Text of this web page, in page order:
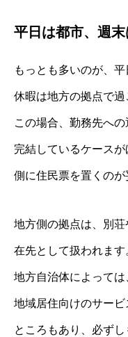
平日は都市、週
もっとも多いのが、
休暇は地方の拠点で過
この場合、勤務先へ
完結しているケース
側に住民票を置くのが
地方側の拠点は、別
在先として扱われます
地方自治体によって
地域居住向けのサー
ところもあり、必ず